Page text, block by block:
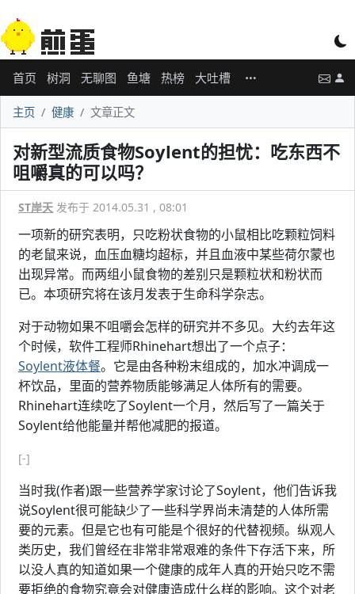
首页 树洞 无聊图 鱼塘 热榜 大吐槽
主页 健康 文章正文
对新型流质食物Soylent的担忧：吃东西不
咀嚼真的可以吗？
ST岸天 发布于 2014.05.31 , 08:01
一项新的研究表明，只吃粉状食物的小鼠相比吃颗粒饲料
的老鼠来说，血压血糖均超标，并且血液中某些荷尔蒙也
出现异常。而两组小鼠食物的差别只是颗粒状和粉状而
已。本项研究将在该月发表于生命科学杂志。
对于动物如果不咀嚼会怎样的研究并不多见。大约去年这
个时候，软件工程师Rhinehart想出了一个点子：
Soylent液体餐。它是由各种粉末组成的，加水冲调成一
杯饮品，里面的营养物质能够满足人体所有的需要。
Rhinehart连续吃了Soylent一个月，然后写了一篇关于
Soylent给他能量并帮他减肥的报道。
[-]
当时我(作者)跟一些营养学家讨论了Soylent，他们告诉我
说Soylent很可能缺少了一些科学界尚未清楚的人体所需
要的元素。但是它也有可能是个很好的代替视频。纵观人
类历史，我们曾经在非常非常艰难的条件下存活下来，所
以没人真的知道如果一个健康的成年人真的开始只吃不需
要拒绝的食物究竟会对健康造成什么样的影响。这个对老